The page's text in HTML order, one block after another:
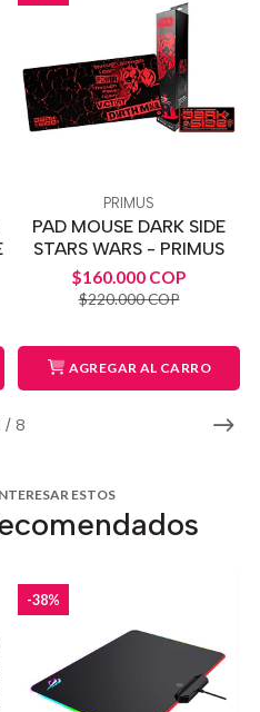
/ 8
PRIMUS
PAD MOUSE DARK SIDE
STARS WARS - PRIMUS
$160.000 COP
$220.000 COP
AGREGAR AL CARRO
ESTOS
-38%